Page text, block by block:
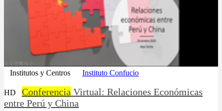
Institutos y Centros Instituto Confucio
HD Conferencia Virtual: Relaciones Económicas
entre Perú y China